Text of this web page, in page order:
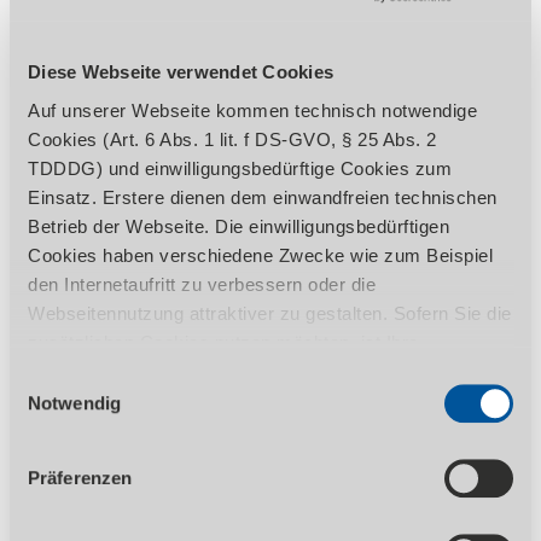
Diese Webseite verwendet Cookies
Auf unserer Webseite kommen technisch notwendige
Cookies (Art. 6 Abs. 1 lit. f DS-GVO, § 25 Abs. 2
TDDDG) und einwilligungsbedürftige Cookies zum
Einsatz. Erstere dienen dem einwandfreien technischen
Betrieb der Webseite. Die einwilligungsbedürftigen
Cookies haben verschiedene Zwecke wie zum Beispiel
den Internetaufritt zu verbessern oder die
Webseitennutzung attraktiver zu gestalten. Sofern Sie die
1 TDDDG erforderlich. Ihre erteilte Einwilligung können
Sie jederzeit durch Aufruf des Consent-Banners mit
Wirkung für die Zukunft widerrufen. Nähere Informationen
zu den einzelnen Cookies und die damit in Verbindung
Notwendig
Präferenzen
Hersteller
Aircraft
Kompressorenbau
und
Adresse
Gewerbestraße Ost
E-Mail